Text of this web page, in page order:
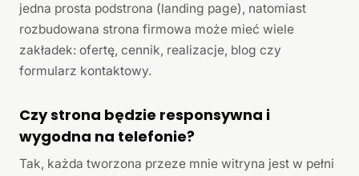
jedna prosta podstrona (landing page), natomiast
rozbudowana strona firmowa może mieć wiele
zakładek: ofertę, cennik, realizacje, blog czy
formularz kontaktowy.
Czy strona będzie responsywna i
wygodna na telefonie?
Tak, każda tworzona przeze mnie witryna jest w pełni